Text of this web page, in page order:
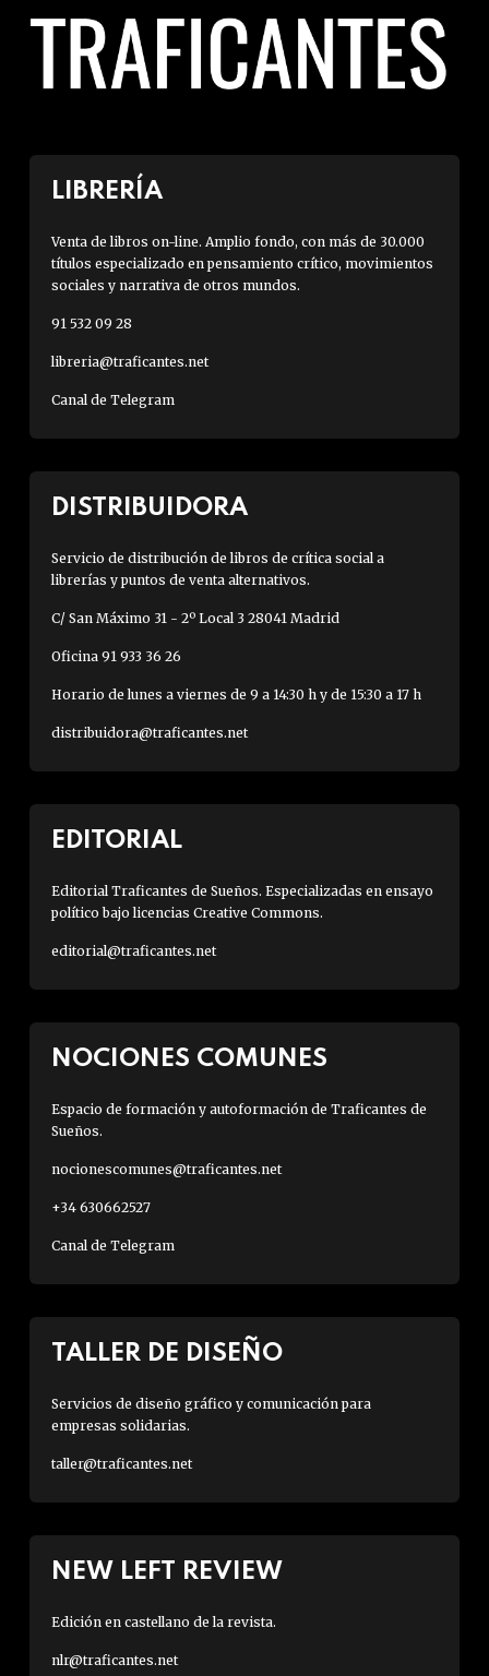
LIBRERÍA
Venta de libros on-line. Amplio fondo, con más de 30.000
títulos especializado en pensamiento crítico, movimientos
sociales y narrativa de otros mundos.
91 532 09 28
libreria@traficantes.net
Canal de Telegram
DISTRIBUIDORA
Servicio de distribución de libros de crítica social a
librerías y puntos de venta alternativos.
C/ San Máximo 31 - 2º Local 3 28041 Madrid
Oficina 91 933 36 26
Horario de lunes a viernes de 9 a 14:30 h y de 15:30 a 17 h
distribuidora@traficantes.net
EDITORIAL
Editorial Traficantes de Sueños. Especializadas en ensayo
político bajo licencias Creative Commons.
editorial@traficantes.net
NOCIONES COMUNES
Espacio de formación y autoformación de Traficantes de
Sueños.
nocionescomunes@traficantes.net
+34 630662527
Canal de Telegram
TALLER DE DISEÑO
Servicios de diseño gráfico y comunicación para
empresas solidarias.
taller@traficantes.net
NEW LEFT REVIEW
Edición en castellano de la revista.
nlr@traficantes.net